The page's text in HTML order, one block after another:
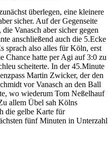
überlegen, eine kleinere
sicher. Auf der Gegenseite
Vanasch aber sicher gegen
anschließend auch die 5.Ecke
sprach also alles für Köln, erst
Chance hatte per Agi auf 3:0 zu
scheiterte. In der 45.Minute
Martin Zwicker, der den
vor Vanasch an den Ball
wo wiederum Tom Neßelhauf
allem Übel sah Kölns
die gelbe Karte für
fünf Minuten in Unterzahl